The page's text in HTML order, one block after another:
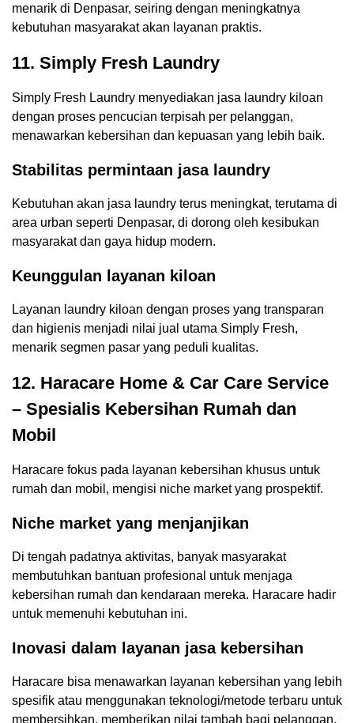
menarik di Denpasar, seiring dengan meningkatnya
kebutuhan masyarakat akan layanan praktis.
11. Simply Fresh Laundry
Simply Fresh Laundry menyediakan jasa laundry kiloan
dengan proses pencucian terpisah per pelanggan,
menawarkan kebersihan dan kepuasan yang lebih baik.
Stabilitas permintaan jasa laundry
Kebutuhan akan jasa laundry terus meningkat, terutama di
area urban seperti Denpasar, di dorong oleh kesibukan
masyarakat dan gaya hidup modern.
Keunggulan layanan kiloan
Layanan laundry kiloan dengan proses yang transparan
dan higienis menjadi nilai jual utama Simply Fresh,
menarik segmen pasar yang peduli kualitas.
12. Haracare Home & Car Care Service
– Spesialis Kebersihan Rumah dan
Mobil
Haracare fokus pada layanan kebersihan khusus untuk
rumah dan mobil, mengisi niche market yang prospektif.
Niche market yang menjanjikan
Di tengah padatnya aktivitas, banyak masyarakat
membutuhkan bantuan profesional untuk menjaga
kebersihan rumah dan kendaraan mereka. Haracare hadir
untuk memenuhi kebutuhan ini.
Inovasi dalam layanan jasa kebersihan
Haracare bisa menawarkan layanan kebersihan yang lebih
spesifik atau menggunakan teknologi/metode terbaru untuk
membersihkan, memberikan nilai tambah bagi pelanggan.